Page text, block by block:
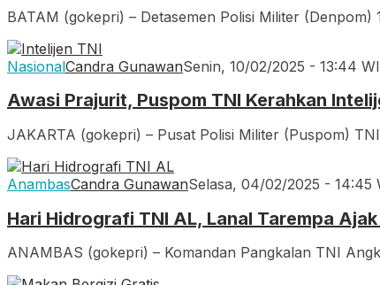
BATAM (gokepri) – Detasemen Polisi Militer
NasionalCandra GunawanSenin, 10/02/2025 - 13:44
Awasi Prajurit, Puspom TNI Kerahkan
JAKARTA (gokepri) – Pusat Polisi Militer (Puspom)
AnambasCandra GunawanSelasa, 04/02/2025 - 14:45
Hari Hidrografi TNI AL, Lanal Tarempa
ANAMBAS (gokepri) – Komandan Pangkalan TNI